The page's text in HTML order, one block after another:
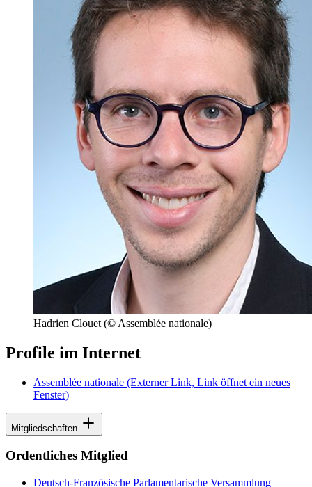
Hadrien Clouet (© Assemblée nationale)
Profile im Internet
Assemblée nationale (Externer Link, Link öffnet ein neues
Fenster)
Mitgliedschaften
Ordentliches Mitglied
Deutsch-Französische Parlamentarische Versammlung